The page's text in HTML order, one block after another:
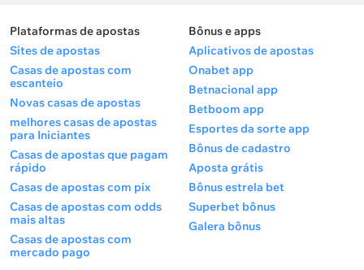
Plataformas de apostas
Sites de apostas
Casas de apostas com
escanteio
Novas casas de apostas
melhores casas de apostas
para Iniciantes
Casas de apostas que pagam
rápido
Casas de apostas com pix
Casas de apostas com odds
mais altas
Casas de apostas com
mercado pago
Bônus e apps
Aplicativos de apostas
Onabet app
Betnacional app
Betboom app
Esportes da sorte app
Bônus de cadastro
Aposta grátis
Bônus estrela bet
Superbet bônus
Galera bônus